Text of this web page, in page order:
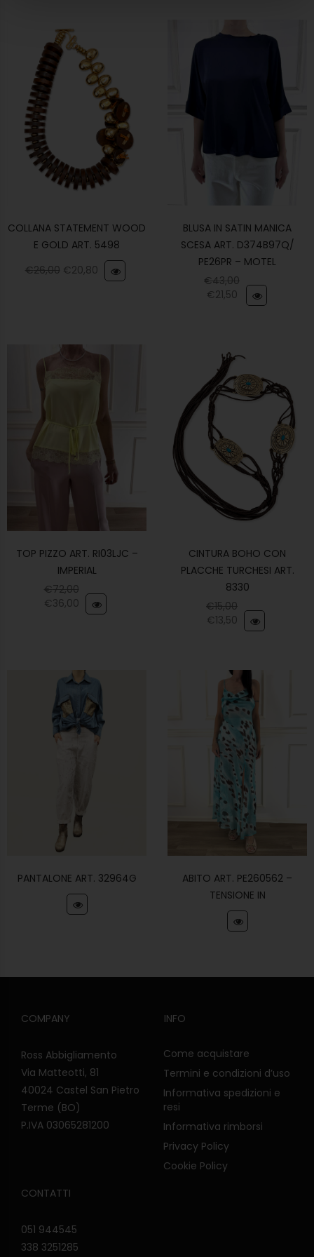
COLLANA STATEMENT WOOD
E GOLD ART. 5498
€26,00 €20,80
BLUSA IN SATIN MANICA
SCESA ART. D374B97Q/
PE26PR – MOTEL
€43,00
€21,50
TOP PIZZO ART. RI03LJC –
IMPERIAL
€72,00
€36,00
CINTURA BOHO CON
PLACCHE TURCHESI ART.
8330
€15,00
€13,50
PANTALONE ART. 32964G
ABITO ART. PE260562 –
TENSIONE IN
COMPANY
Ross Abbigliamento
Via Matteotti, 81
40024 Castel San Pietro
Terme (BO)
P.IVA 03065281200
INFO
Come acquistare
Termini e condizioni d’uso
Informativa spedizioni e
resi
Informativa rimborsi
Privacy Policy
Cookie Policy
CONTATTI
051 944545
338 3251285